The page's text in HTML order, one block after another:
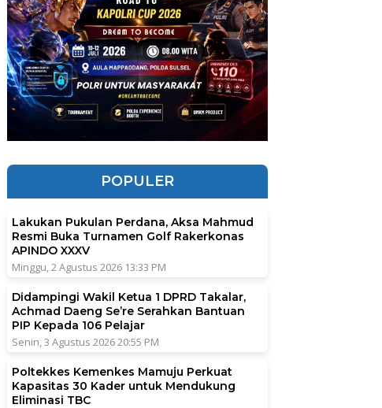
POPULER
Lakukan Pukulan Perdana, Aksa Mahmud
Resmi Buka Turnamen Golf Rakerkonas
APINDO XXXV
Minggu, 2 Agustus 2026 13:33 PM
Didampingi Wakil Ketua 1 DPRD Takalar,
Achmad Daeng Se’re Serahkan Bantuan
PIP Kepada 106 Pelajar
Senin, 3 Agustus 2026 20:55 PM
Poltekkes Kemenkes Mamuju Perkuat
Kapasitas 30 Kader untuk Mendukung
Eliminasi TBC